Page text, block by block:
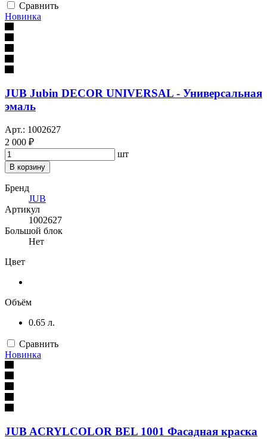
Сравнить
Новинка
JUB Jubin DECOR UNIVERSAL - Универсальная
эмаль
Арт.: 1002627
2 000 ₽
шт
В корзину
Бренд
JUB
Артикул
1002627
Большой блок
Нет
Цвет
Объём
0.65 л.
Сравнить
Новинка
JUB ACRYLCOLOR BEL 1001 Фасадная краска